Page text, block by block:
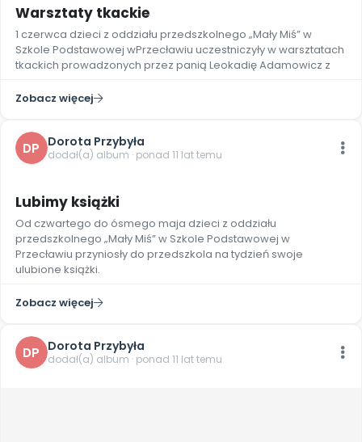
Archiwalne numery
Pomoc
Promocje
Warsztaty tkackie
1 czerwca dzieci z oddziału przedszkolnego „Mały Miś” w
Szkole Podstawowej wPrzecławiu uczestniczyły w warsztatach
tkackich prowadzonych przez panią Leokadię Adamowicz z
Zobacz więcej
DP Dorota Przybyła
dodał(a) album · ponad 11 lat temu
Lubimy książki
Od czwartego do ósmego maja dzieci z oddziału
przedszkolnego „Mały Miś” w Szkole Podstawowej w
Przecławiu przyniosły do przedszkola na tydzień swoje
ulubione książki.
Zobacz więcej
DP Dorota Przybyła
dodał(a) album · ponad 11 lat temu